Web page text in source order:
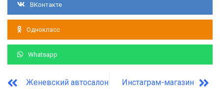
ВКонтакте
Однокласс
Whatsapp
Женевский автосалон
Инстаграм-магазин